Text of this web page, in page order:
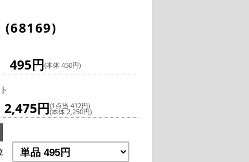
(68169)
495円(本体 450円)
2,475円(1点当 412円)
(本体 2,250円)